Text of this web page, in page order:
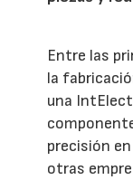
Entre las
la
una
precisión
otras